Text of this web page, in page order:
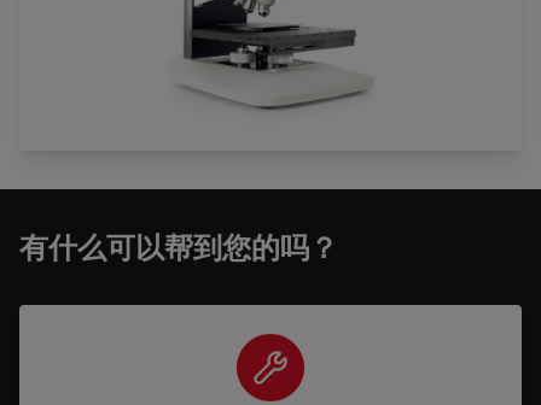
有什么可以帮到您的吗？